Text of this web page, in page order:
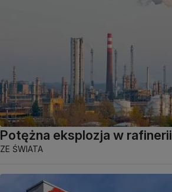
Potężna eksplozja w rafinerii
ZE ŚWIATA